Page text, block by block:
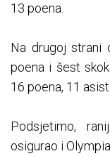
13 poena.
Na drugoj strani
poena i šest
16 poena, 11
Podsjetimo,
osigurao i